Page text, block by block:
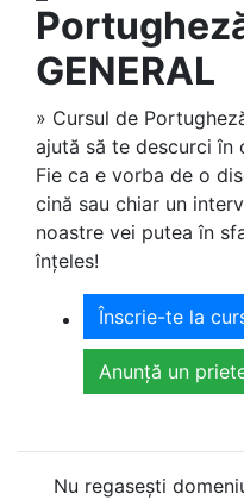
GENERAL
» Cursul de
ajută să te descurci în
Fie ca e vorba de o
cină sau chiar un
noastre vei putea în
înțeles!
Înscrie-te la
Anunță un
Nu regasești